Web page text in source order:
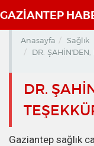
GAZİANTEP
Anasayfa
Sağlık
DR. ŞAHİN'DEN,
DR.
Gaziantep sağlık